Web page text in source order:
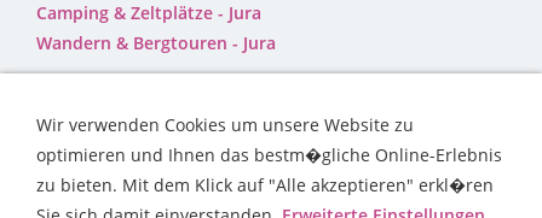
Camping & Zeltplätze - Jura
Wandern & Bergtouren - Jura
Wir verwenden Cookies um unsere Website zu
optimieren und Ihnen das bestm�gliche Online-Erlebnis
zu bieten. Mit dem Klick auf "Alle akzeptieren" erkl�ren